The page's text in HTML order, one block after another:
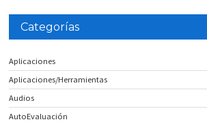
Categorías
Aplicaciones
Aplicaciones/Herramientas
Audios
AutoEvaluación